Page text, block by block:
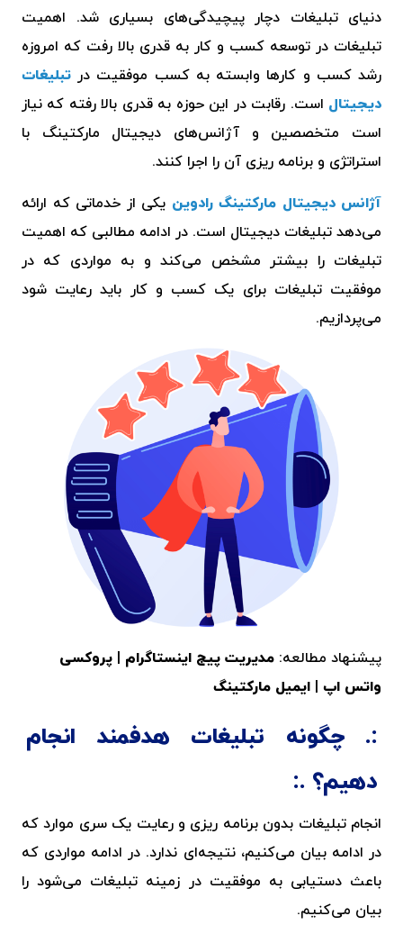
دنیای تبلیغات دچار پیچیدگی‌های بسیاری شد. اهمیت
تبلیغات در توسعه کسب و کار به قدری بالا رفت که امروزه
رشد کسب و کارها وابسته به کسب موفقیت در تبلیغات
دیجیتال است. رقابت در این حوزه به قدری بالا رفته که نیاز
است متخصصین و آژانس‌های دیجیتال مارکتینگ با
استراتژی و برنامه ریزی آن را اجرا کنند.
آژانس دیجیتال مارکتینگ رادوین یکی از خدماتی که ارائه
می‌دهد تبلیغات دیجیتال است. در ادامه مطالبی که اهمیت
تبلیغات را بیشتر مشخص می‌کند و به مواردی که در
موفقیت تبلیغات برای یک کسب و کار باید رعایت شود
می‌پردازیم.
پیشنهاد مطالعه: مدیریت پیج اینستاگرام
پروکسی
واتس اپ
ایمیل مارکتینگ
چگونه تبلیغات هدفمند انجام
دهیم؟
انجام تبلیغات بدون برنامه ریزی و رعایت یک سری موارد که
در ادامه بیان می‌کنیم، نتیجه‌ای ندارد. در ادامه مواردی که
باعث دستیابی به موفقیت در زمینه تبلیغات می‌شود را
بیان می‌کنیم.